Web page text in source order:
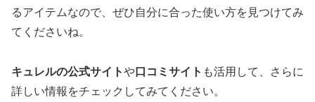
るアイテムなので、ぜひ自分に合った使い方を見つけてみ
てくださいね。
キュレルの公式サイトや口コミサイト も活用して、さらに
詳しい情報をチェックしてみてください。